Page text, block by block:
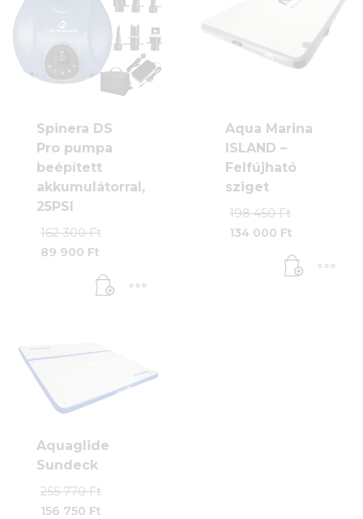
Spinera DS
Pro pumpa
beépített
akkumulátorral,
25PSI
162 300Ft
300 Ft.
89 900 Ft
Aqua Marina
ISLAND –
Felfújható
sziget
198 450Ft
450 Ft.
134 000 Ft
Aquaglide
Sundeck
255 770Ft
156 750 Ft